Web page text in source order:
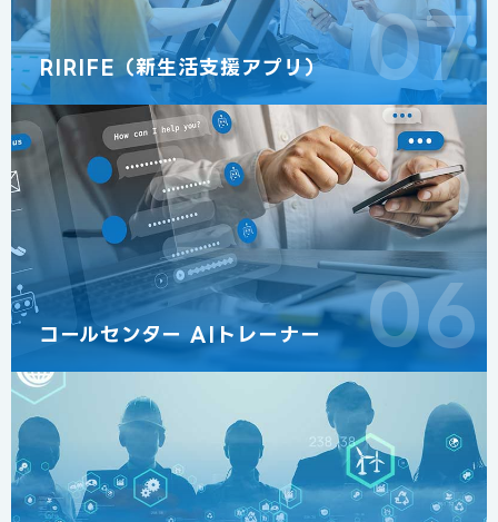
07
RIRIFE（新生活支援アプリ）
06
コールセンター AIトレーナー